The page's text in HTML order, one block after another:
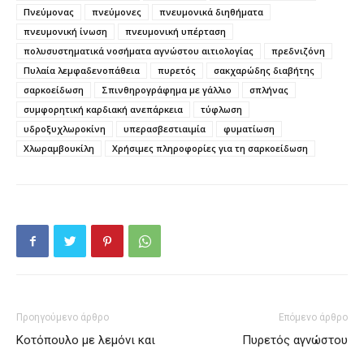
Πνεύμονας
πνεύμονες
πνευμονικά διηθήματα
πνευμονική ίνωση
πνευμονική υπέρταση
πολυσυστηματικά νοσήματα αγνώστου αιτιολογίας
πρεδνιζόνη
Πυλαία λεμφαδενοπάθεια
πυρετός
σακχαρώδης διαβήτης
σαρκοείδωση
Σπινθηρογράφημα με γάλλιο
σπλήνας
συμφορητική καρδιακή ανεπάρκεια
τύφλωση
υδροξυχλωροκίνη
υπερασβεστιαιμία
φυματίωση
Χλωραμβουκίλη
Χρήσιμες πληροφορίες για τη σαρκοείδωση
Προηγούμενο άρθρο
Κοτόπουλο με λεμόνι και
Επόμενο άρθρο
Πυρετός αγνώστου